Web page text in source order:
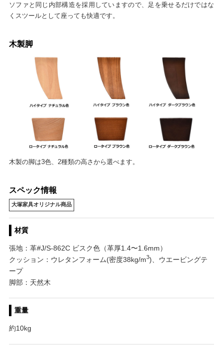
ソファと同じ内部構造を採用していますので、足を乗せるだけではな
くスツールとして座っても快適です。
木製脚
木製の脚は3色、2種類の高さから選べます。
スペック情報
大塚家具オリジナル商品
材質
張地：革#J/S-862C ビスク色（革厚1.4〜1.6mm）
クッション：ウレタンフォーム(密度38kg/m3)、ウエービングテ
ープ
脚部：天然木
重量
約10kg